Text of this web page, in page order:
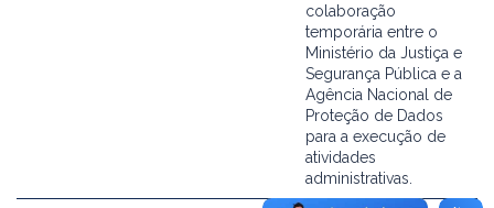
colaboração
temporária entre o
Ministério da Justiça e
Segurança Pública e a
Agência Nacional de
Proteção de Dados
para a execução de
atividades
administrativas.